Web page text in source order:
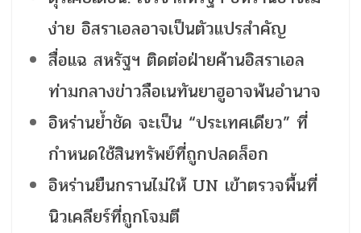
ง่าย อิสราเอลอาจเป็นตัวแปรสำคัญ
สื่อแฉ สหรัฐฯ ติดต่อฝ่ายค้านอิสราเอล
ท่ามกลางข่าวลือเนทันยาฮูอาจพ้นอำนาจ
อิหร่านย้ำชัด จะเป็น “ประเทศเดียว” ที่
กำหนดใช้สินทรัพย์ที่ถูกปลดล็อก
อิหร่านยืนกรานไม่ให้ UN เข้าตรวจพื้นที่
นิวเคลียร์ที่ถูกโจมตี